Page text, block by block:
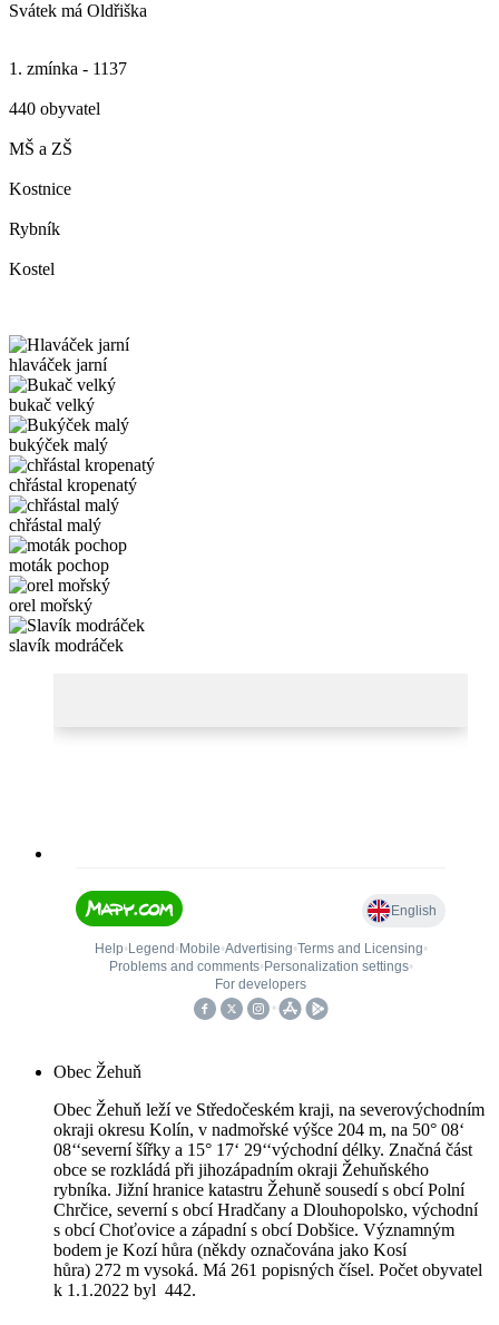
Svátek má Oldřiška
1. zmínka - 1137
440 obyvatel
MŠ a ZŠ
Kostnice
Rybník
Kostel
hlaváček jarní
bukač velký
bukýček malý
chřástal kropenatý
chřástal malý
moták pochop
orel mořský
slavík modráček
Obec Žehuň
Obec Žehuň leží ve Středočeském kraji, na severovýchodním
okraji okresu Kolín, v nadmořské výšce 204 m, na 50° 08‘
08‘‘severní šířky a 15° 17‘ 29‘‘východní délky. Značná část
obce se rozkládá při jihozápadním okraji Žehuňského
rybníka. Jižní hranice katastru Žehuně sousedí s obcí Polní
Chrčice, severní s obcí Hradčany a Dlouhopolsko, východní
s obcí Choťovice a západní s obcí Dobšice. Významným
bodem je Kozí hůra (někdy označována jako Kosí
hůra) 272 m vysoká. Má 261 popisných čísel. Počet obyvatel
k 1.1.2022 byl 442.